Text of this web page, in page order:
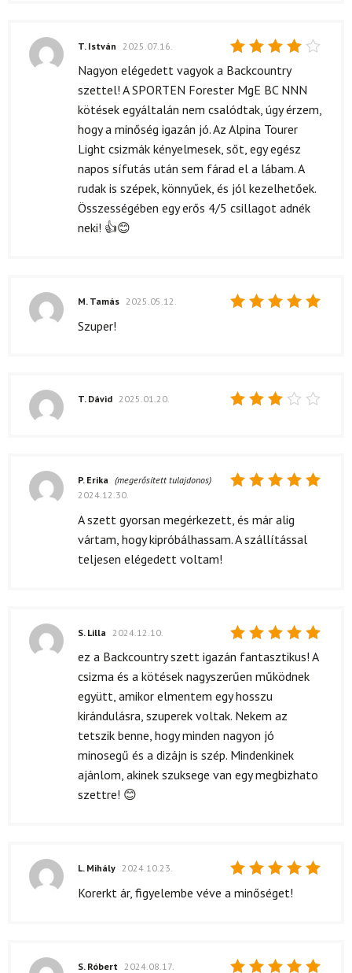
Értékelés:
T. István 2025.07.16.
Nagyon elégedett vagyok a Backcountry
szettel! A SPORTEN Forester MgE BC NNN
kötések egyáltalán nem csalódtak, úgy érzem,
hogy a minőség igazán jó. Az Alpina Tourer
Light csizmák kényelmesek, sőt, egy egész
napos sífutás után sem fárad el a lábam. A
rudak is szépek, könnyűek, és jól kezelhetőek.
Összességében egy erős 4/5 csillagot adnék
neki! 👍😊
M. Tamás 2025.05.12.
Szuper!
T. Dávid 2025.01.20.
5/ 5
P. Erika (megerősített tulajdonos)
2024.12.30.
A szett gyorsan megérkezett, és már alig
vártam, hogy kipróbálhassam. A szállítással
teljesen elégedett voltam!
Értékelés:
S. Lilla 2024.12.10.
ez a Backcountry szett igazán fantasztikus! A
csizma és a kötések nagyszerűen működnek
együtt, amikor elmentem egy hosszu
kirándulásra, szuperek voltak. Nekem az
tetszik benne, hogy minden nagyon jó
minosegű és a dizájn is szép. Mindenkinek
ajánlom, akinek szuksege van egy megbizhato
szettre! 😊
Értékelés:
/ 5
L. Mihály 2024.10.23.
Korerkt ár, figyelembe véve a minőséget!
S. Róbert 2024.08.17.